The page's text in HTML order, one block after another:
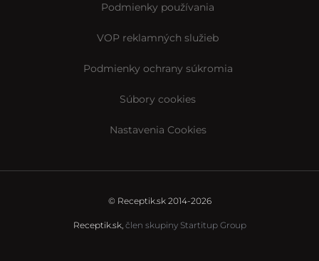
Podmienky používania
VOP reklamných služieb
Podmienky ochrany súkromia
Súbory cookies
Nastavenia Cookies
© Receptik.sk 2014-2026
Receptik.sk, člen skupiny Startitup Group